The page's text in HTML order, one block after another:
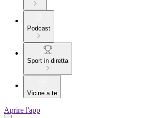
Podcast
Sport in diretta
Vicine a te
Aprire l'app